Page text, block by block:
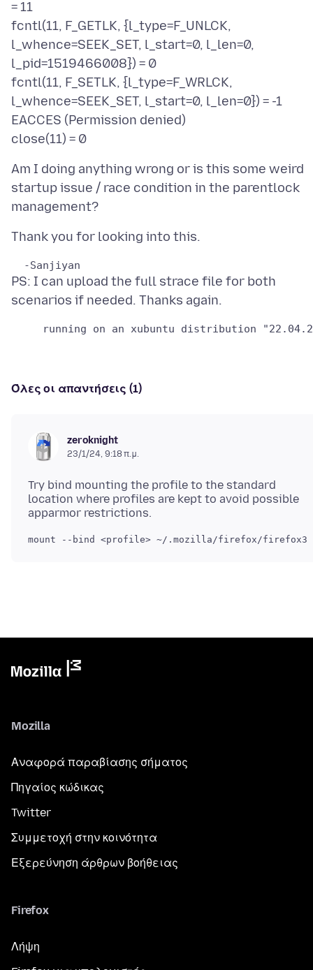
= 11
fcntl(11, F_GETLK, {l_type=F_UNLCK,
l_whence=SEEK_SET, l_start=0, l_len=0,
l_pid=1519466008}) = 0
fcntl(11, F_SETLK, {l_type=F_WRLCK,
l_whence=SEEK_SET, l_start=0, l_len=0}) = -1
EACCES (Permission denied)
Am I doing anything wrong or is this some weird
startup issue / race condition in the parentlock
PS: I can upload the full strace file for both
Όλες οι απαντήσεις (1)
zeroknight
23/1/24, 9:18 π.μ.
Try bind mounting the profile to the standard
location where profiles are kept to avoid possible
Mozilla
Αναφορά παραβίασης σήματος
Πηγαίος κώδικας
Twitter
Συμμετοχή στην κοινότητα
Εξερεύνηση άρθρων βοήθειας
Firefox
Λήψη